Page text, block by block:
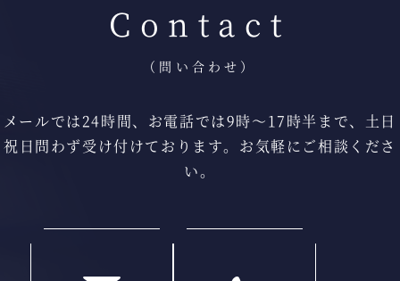
Contact
（問い合わせ）
メールでは24時間、お電話では9時〜17時半まで、 土日
祝日問わず受け付けております。 お気軽にご相談くださ
い。